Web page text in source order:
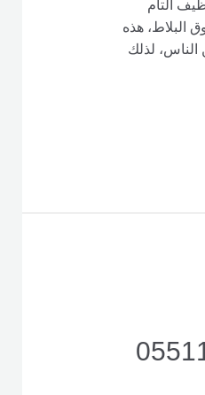
التام
البلاط، هذه
الناس، لذلك
– 0551154864